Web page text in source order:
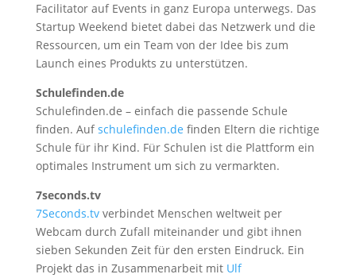
Facilitator auf Events in ganz Europa unterwegs. Das
Startup Weekend bietet dabei das Netzwerk und die
Ressourcen, um ein Team von der Idee bis zum
Launch eines Produkts zu unterstützen.
Schulefinden.de
Schulefinden.de – einfach die passende Schule
finden. Aufschulefinden.de finden Eltern die richtige
Schule für ihr Kind. Für Schulen ist die Plattform ein
optimales Instrument um sich zu vermarkten.
7seconds.tv
7Seconds.tvverbindet Menschen weltweit per
Webcam durch Zufall miteinander und gibt ihnen
sieben Sekunden Zeit für den ersten Eindruck. Ein
Projekt das in Zusammenarbeit mit Ulf